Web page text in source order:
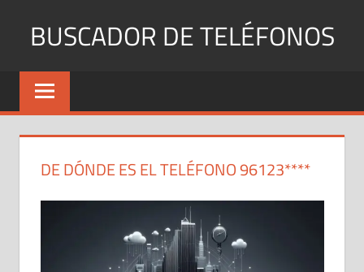
BUSCADOR DE TELÉFONOS
Identifica
Números
y
DE DÓNDE ES EL TELÉFONO 96123****